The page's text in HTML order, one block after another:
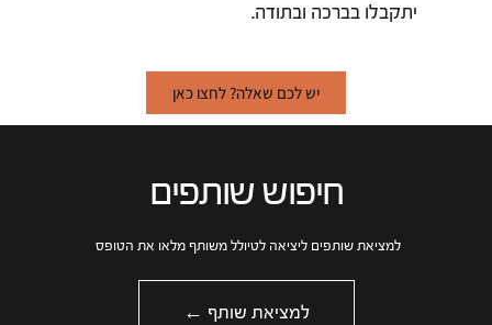
יתקבלו בברכה ובתודה.
יש לכם שאלה? לחצו כאן
חיפוש שותפים
למציאת שותפים ליציאה לטיולל משותף מלאו את הטופס
למציאת שותף ←